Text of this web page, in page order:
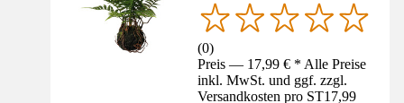
(0)
Preis — 17,99 € * Alle Preise
inkl. MwSt. und ggf. zzgl.
Versandkosten pro ST17,99